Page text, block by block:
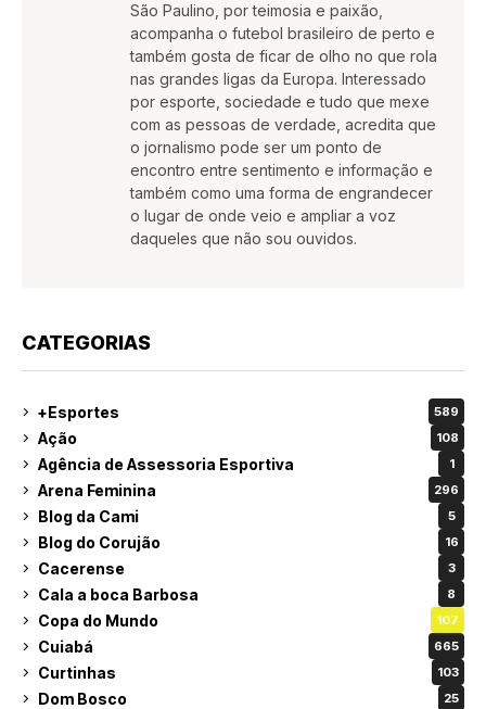
São Paulino, por teimosia e paixão,
acompanha o futebol brasileiro de perto e
também gosta de ficar de olho no que rola
nas grandes ligas da Europa. Interessado
por esporte, sociedade e tudo que mexe
com as pessoas de verdade, acredita que
o jornalismo pode ser um ponto de
encontro entre sentimento e informação e
também como uma forma de engrandecer
o lugar de onde veio e ampliar a voz
daqueles que não sou ouvidos.
CATEGORIAS
+Esportes 589
Ação 108
Agência de Assessoria Esportiva 1
Arena Feminina 296
Blog da Cami 5
Blog do Corujão 16
Cacerense 3
Cala a boca Barbosa 8
Copa do Mundo 107
Cuiabá 665
Curtinhas 103
Dom Bosco 25